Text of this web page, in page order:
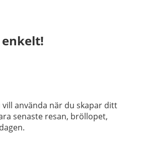
enkelt!
vill använda när du skapar ditt
senaste resan, bröllopet,